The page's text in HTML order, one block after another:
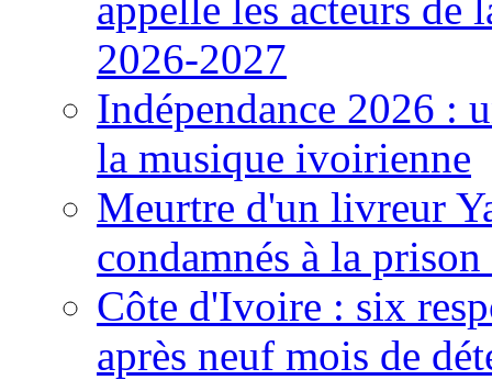
2026-2027
Indépendance 2026 :
la musique ivoirienne
Meurtre d'un livreur
condamnés à la
Côte d'Ivoire : six
après neuf mois de